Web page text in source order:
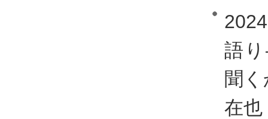
語
聞
在也